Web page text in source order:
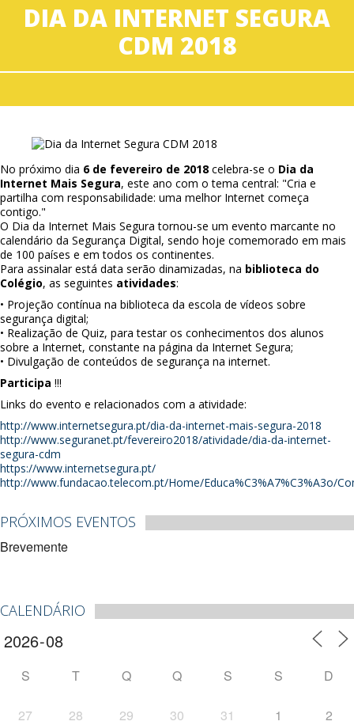
DIA DA INTERNET SEGURA
CDM 2018
No próximo dia 6 de fevereiro de 2018 celebra-se o Dia da
Internet Mais Segura, este ano com o tema central: "Cria e
partilha com responsabilidade: uma melhor Internet começa
contigo."
O Dia da Internet Mais Segura tornou-se um evento marcante no
calendário da Segurança Digital, sendo hoje comemorado em mais
de 100 países e em todos os continentes.
Para assinalar está data serão dinamizadas, na biblioteca do
Colégio, as seguintes atividades:
• Projeção contínua na biblioteca da escola de vídeos sobre
segurança digital;
• Realização de Quiz, para testar os conhecimentos dos alunos
sobre a Internet, constante na página da Internet Segura;
• Divulgação de conteúdos de segurança na internet.
Participa !!!
Links do evento e relacionados com a atividade:
http://www.internetsegura.pt/dia-da-internet-mais-segura-2018
http://www.seguranet.pt/fevereiro2018/atividade/dia-da-internet-
segura-cdm
https://www.internetsegura.pt/
http://www.fundacao.telecom.pt/Home/Educa%C3%A7%C3%A3o/
PRÓXIMOS EVENTOS
Brevemente
CALENDÁRIO
S T Q Q S S D
27 28 29 30 31 1 2